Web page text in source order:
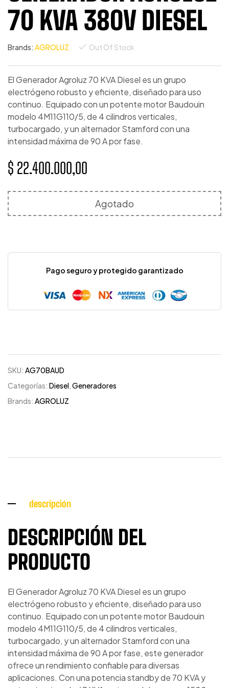
70 KVA 380V DIESEL
Brands: AGROLUZ Out Of Stock
El Generador Agroluz 70 KVA Diesel es un grupo
electrógeno robusto y eficiente, diseñado para uso
continuo. Equipado con un potente motor Baudouin
modelo 4M11G110/5, de 4 cilindros verticales,
turbocargado, y un alternador Stamford con una
intensidad máxima de 90 A por fase.
$ 22.400.000,00
Agotado
Pago seguro y protegido garantizado
SKU: AG70BAUD
Categorías: Diesel,Generadores
Brands: AGROLUZ
descripción
DESCRIPCIÓN DEL
PRODUCTO
El Generador Agroluz 70 KVA Diesel es un grupo
electrógeno robusto y eficiente, diseñado para uso
continuo. Equipado con un potente motor Baudouin
modelo 4M11G110/5, de 4 cilindros verticales,
turbocargado, y un alternador Stamford con una
intensidad máxima de 90 A por fase, este generador
ofrece un rendimiento confiable para diversas
aplicaciones. Con una potencia standby de 70 KVA y